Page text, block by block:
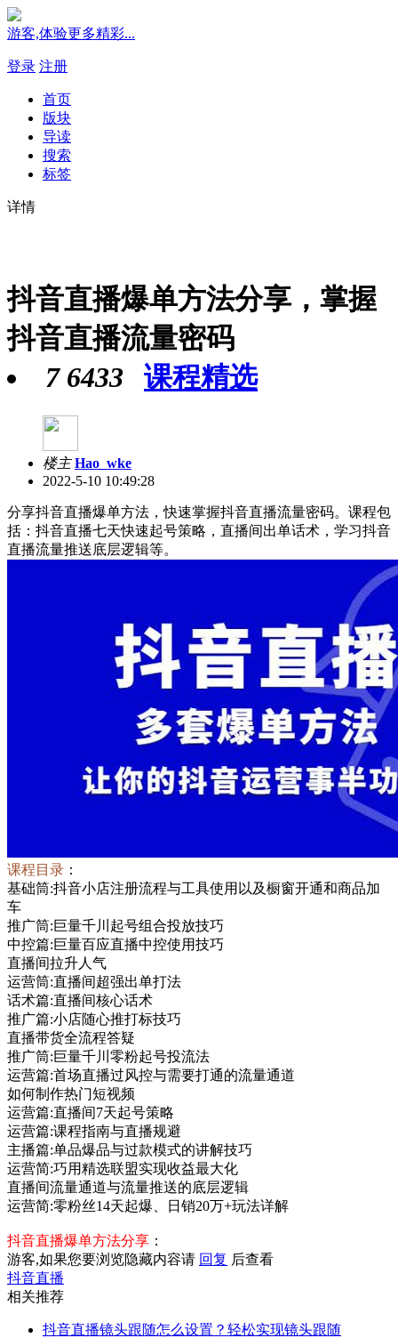
游客,体验更多精彩...
登录 注册
首页
版块
导读
搜索
标签
详情
抖音直播爆单方法分享，掌握
抖音直播流量密码
7 6433 课程精选
楼主 Hao_wke
2022-5-10 10:49:28
分享抖音直播爆单方法，快速掌握抖音直播流量密码。课程包
括：抖音直播七天快速起号策略，直播间出单话术，学习抖音
直播流量推送底层逻辑等。
课程目录 ：
基础筒:抖音小店注册流程与工具使用以及橱窗开通和商品加
车
推广筒:巨量千川起号组合投放技巧
中控篇:巨量百应直播中控使用技巧
直播间拉升人气
运营筒:直播间超强出单打法
话术篇:直播间核心话术
推广篇:小店随心推打标技巧
直播带货全流程答疑
推广筒:巨量千川零粉起号投流法
运营篇:首场直播过风控与需要打通的流量通道
如何制作热门短视频
运营篇:直播间7天起号策略
运营篇:课程指南与直播规避
主播篇:单品爆品与过款模式的讲解技巧
运营简:巧用精选联盟实现收益最大化
直播间流量通道与流量推送的底层逻辑
运营简:零粉丝14天起爆、日销20万+玩法详解
抖音直播爆单方法分享 ：
游客,如果您要浏览隐藏内容请 回复 后查看
抖音直播
相关推荐
抖音直播镜头跟随怎么设置？轻松实现镜头跟随